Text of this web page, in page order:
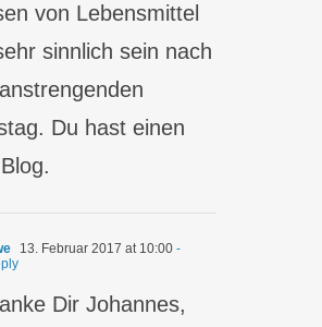
von Lebensmittel
sinnlich sein nach
Du hast einen
13. Februar 2017 at 10:00 -
Dir Johannes,